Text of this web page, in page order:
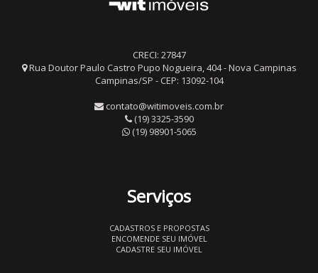
CRECI: 27847
Rua Doutor Paulo Castro Pupo Nogueira, 404 - Nova Campinas
Campinas/SP - CEP: 13092-104
contato@witimoveis.com.br
(19) 3325-3590
(19) 98901-5065
Serviços
CADASTROS E PROPOSTAS
ENCOMENDE SEU IMÓVEL
CADASTRE SEU IMÓVEL